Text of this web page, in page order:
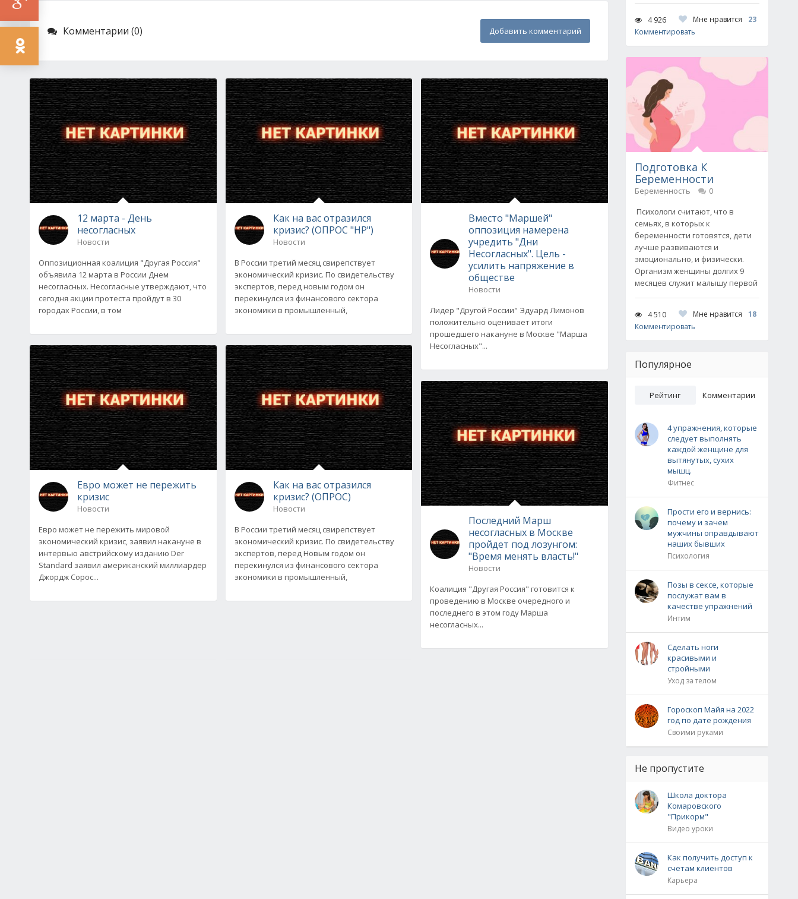
Комментарии (0) Добавить комментарий
12 марта - День
несогласных
Новости
Оппозиционная коалиция "Другая Россия"
объявила 12 марта в России Днем
несогласных. Несогласные утверждают, что
сегодня акции протеста пройдут в 30
городах России, в том
Евро может не пережить
кризис
Новости
Евро может не пережить мировой
экономический кризис, заявил накануне в
интервью австрийскому изданию Der
Standard заявил американский миллиардер
Джордж Сорос...
Как на вас отразился
кризис? (ОПРОС "НР")
Новости
В России третий месяц свирепствует
экономический кризис. По свидетельству
экспертов, перед новым годом он
перекинулся из финансового сектора
экономики в промышленный,
Как на вас отразился
кризис? (ОПРОС)
Новости
В России третий месяц свирепствует
экономический кризис. По свидетельству
экспертов, перед Новым годом он
перекинулся из финансового сектора
экономики в промышленный,
Вместо "Маршей"
оппозиция намерена
учредить "Дни
Несогласных". Цель -
усилить напряжение в
обществе
Новости
Лидер "Другой России" Эдуард Лимонов
положительно оценивает итоги
прошедшего накануне в Москве "Марша
Несогласных"...
Последний Марш
несогласных в Москве
пройдет под лозунгом:
"Время менять власть!"
Новости
Коалиция "Другая Россия" готовится к
проведению в Москве очередного и
последнего в этом году Марша
несогласных...
4 926 Мне нравится
23
Комментировать
Подготовка К
Беременности
Беременность
0
Психологи считают, что в
семьях, в которых к
беременности готовятся, дети
лучше развиваются и
эмоционально, и физически.
Организм женщины долгих 9
месяцев служит малышу первой
4 510 Мне нравится
18
Комментировать
Популярное
Рейтинг Комментарии
4 упражнения, которые
следует выполнять
каждой женщине для
вытянутых, сухих
мышц.
Фитнес
Прости его и вернись:
почему и зачем
мужчины оправдывают
наших бывших
Психология
Позы в сексе, которые
послужат вам в
качестве упражнений
Интим
Сделать ноги
красивыми и
стройными
Уход за телом
Гороскоп Майя на 2022
год по дате рождения
Своими руками
Не пропустите
Школа доктора
Комаровского
"Прикорм"
Видео уроки
Как получить доступ к
счетам клиентов
Карьера